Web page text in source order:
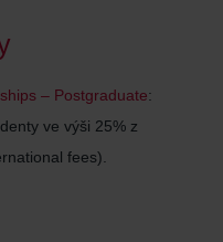
– Postgraduate:
ve výši 25% z
fees).